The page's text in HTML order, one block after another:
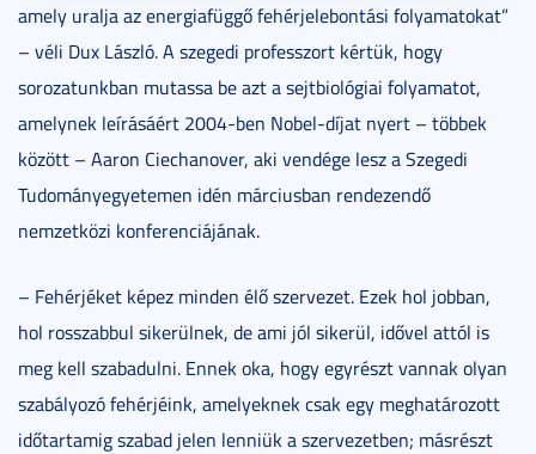
amely uralja az energiafüggő fehérjelebontási folyamatokat”
– véli Dux László. A szegedi professzort kértük, hogy
sorozatunkban mutassa be azt a sejtbiológiai folyamatot,
amelynek leírásáért 2004-ben Nobel-díjat nyert – többek
között – Aaron Ciechanover, aki vendége lesz a Szegedi
Tudományegyetemen idén márciusban rendezendő
nemzetközi konferenciájának.
– Fehérjéket képez minden élő szervezet. Ezek hol jobban,
hol rosszabbul sikerülnek, de ami jól sikerül, idővel attól is
meg kell szabadulni. Ennek oka, hogy egyrészt vannak olyan
szabályozó fehérjéink, amelyeknek csak egy meghatározott
időtartamig szabad jelen lenniük a szervezetben; másrészt